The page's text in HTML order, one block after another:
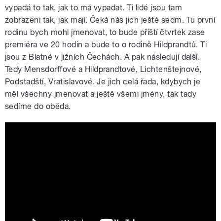
vypadá to tak, jak to má vypadat. Ti lidé jsou tam
zobrazeni tak, jak mají. Čeká nás jich ještě sedm. Tu první
rodinu bych mohl jmenovat, to bude příští čtvrtek zase
premiéra ve 20 hodin a bude to o rodině Hildprandtů. Ti
jsou z Blatné v jižních Čechách. A pak následují další.
Tedy Mensdorffové a Hildprandtové, Lichtenštejnové,
Podstadští, Vratislavové. Je jich celá řada, kdybych je
měl všechny jmenovat a ještě všemi jmény, tak tady
sedíme do oběda.